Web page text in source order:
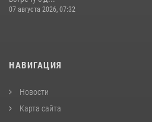
07 августа 2026, 07:32
НАВИГАЦИЯ
Новости
Карта сайта